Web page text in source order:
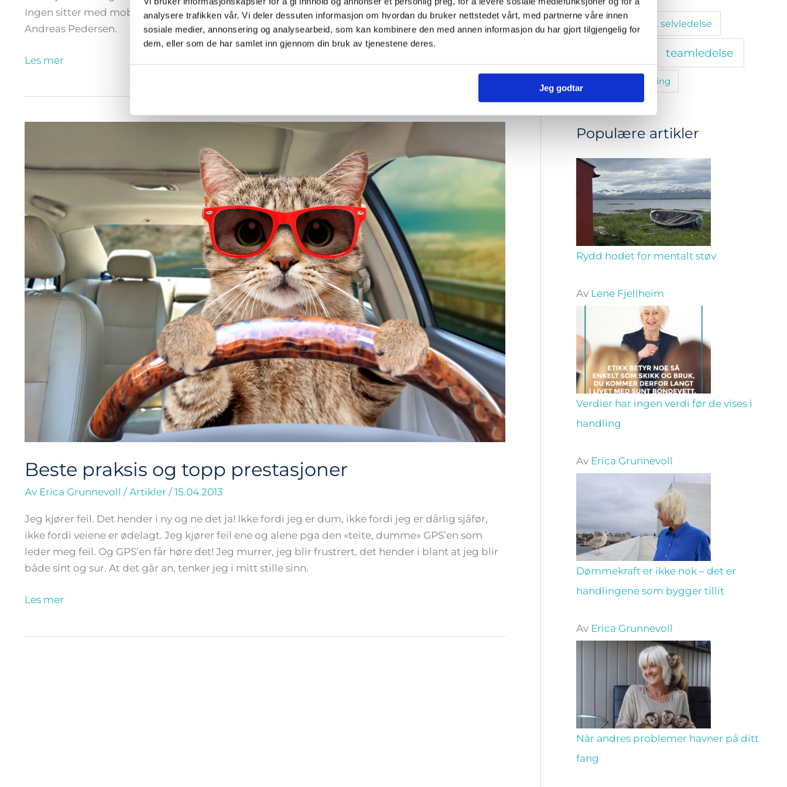
analysere trafikken vår. Vi deler dessuten informasjon om hvordan du bruker nettstedet vårt, med partnerne våre innen
sosiale medier, annonsering og analysearbeid, som kan kombinere den med annen informasjon du har gjort tilgjengelig for
dem, eller som de har samlet inn gjennom din bruk av tjenestene deres.
Jeg godtar
Ingen sitter med mobilen her, alle er fokusert på å være tilstede i øyeblikket, sier kursdeltaker Pål
Andreas Pedersen.
Les mer
Beste praksis og topp prestasjoner
Av Erica Grunnevoll / Artikler / 15.04.2013
Jeg kjører feil. Det hender i ny og ne det ja! Ikke fordi jeg er dum, ikke fordi jeg er dårlig sjåfør,
ikke fordi veiene er ødelagt. Jeg kjører feil ene og alene pga den «teite, dumme» GPS’en som
leder meg feil. Og GPS’en får høre det! Jeg murrer, jeg blir frustrert, det hender i blant at jeg blir
både sint og sur. At det går an, tenker jeg i mitt stille sinn.
og
topp
prestasjoner
Les mer
stressmestring. selvledelse
teamledelse
utvikling
Populære artikler
Rydd hodet for mentalt støv
Av Lene Fjellheim
Verdier har ingen verdi før de vises i
handling
Av Erica Grunnevoll
Dømmekraft er ikke nok – det er
handlingene som bygger tillit
Av Erica Grunnevoll
Når andres problemer havner på ditt
fang